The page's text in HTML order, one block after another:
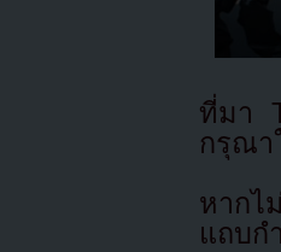
ที่มา
กรุณา
หากไ
แถบก